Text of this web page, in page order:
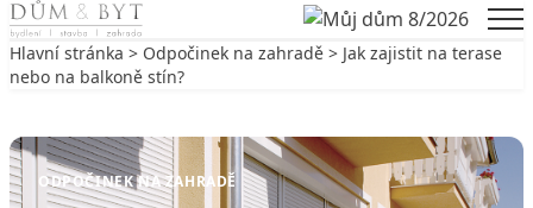
Skip to content
Hlavní stránka > Odpočinek na zahradě > Jak zajistit na terase
nebo na balkoně stín?
ODPOČINEK NA ZAHRADĚ